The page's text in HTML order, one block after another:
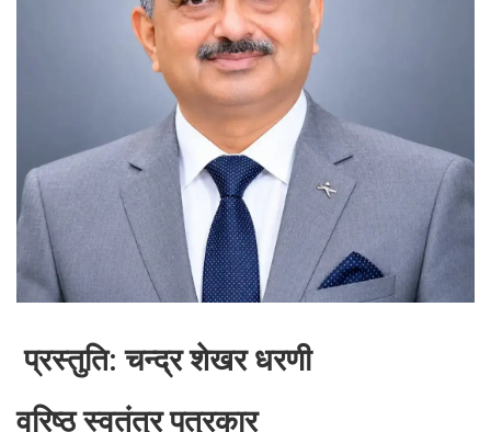
प्रस्तुति: चन्द्र शेखर धरणी
वरिष्ठ स्वतंत्र पत्रकार